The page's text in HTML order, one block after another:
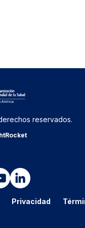
reservados.
Privacidad